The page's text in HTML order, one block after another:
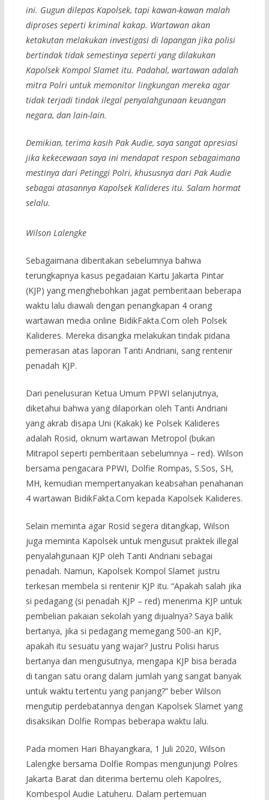
ini. Gugun dilepas Kapolsek, tapi kawan-kawan malah
diproses seperti kriminal kakap. Wartawan akan
ketakutan melakukan investigasi di lapangan jika polisi
bertindak tidak semestinya seperti yang dilakukan
Kapolsek Kompol Slamet itu. Padahal, wartawan adalah
mitra Polri untuk memonitor lingkungan mereka agar
tidak terjadi tindak ilegal penyalahgunaan keuangan
negara, dan lain-lain.
Demikian, terima kasih Pak Audie, saya sangat apresiasi
jika kekecewaan saya ini mendapat respon sebagaimana
mestinya dari Petinggi Polri, khususnya dari Pak Audie
sebagai atasannya Kapolsek Kalideres itu. Salam hormat
selalu.
Wilson Lalengke
Sebagaimana diberitakan sebelumnya bahwa
terungkapnya kasus pegadaian Kartu Jakarta Pintar
(KJP) yang menghebohkan jagat pemberitaan beberapa
waktu lalu diawali dengan penangkapan 4 orang
wartawan media online BidikFakta.Com oleh Polsek
Kalideres. Mereka disangka melakukan tindak pidana
pemerasan atas laporan Tanti Andriani, sang rentenir
penadah KJP.
Dari penelusuran Ketua Umum PPWI selanjutnya,
diketahui bahwa yang dilaporkan oleh Tanti Andriani
yang akrab disapa Uni (Kakak) ke Polsek Kalideres
adalah Rosid, oknum wartawan Metropol (bukan
Mitrapol seperti pemberitaan sebelumnya – red). Wilson
bersama pengacara PPWI, Dolfie Rompas, S.Sos, SH,
MH, kemudian mempertanyakan keabsahan penahanan
4 wartawan BidikFakta.Com kepada Kapolsek Kalideres.
Selain meminta agar Rosid segera ditangkap, Wilson
juga meminta Kapolsek untuk mengusut praktek illegal
penyalahgunaan KJP oleh Tanti Andriani sebagai
penadah. Namun, Kapolsek Kompol Slamet justru
terkesan membela si rentenir KJP itu. “Apakah salah jika
si pedagang (si penadah KJP – red) menerima KJP untuk
pembelian pakaian sekolah yang dijualnya? Saya balik
bertanya, jika si pedagang memegang 500-an KJP,
apakah itu sesuatu yang wajar? Justru Polisi harus
bertanya dan mengusutnya, mengapa KJP bisa berada
di tangan satu orang dalam jumlah yang sangat banyak
untuk waktu tertentu yang panjang?” beber Wilson
mengutip perdebatannya dengan Kapolsek Slamet yang
disaksikan Dolfie Rompas beberapa waktu lalu.
Pada momen Hari Bhayangkara, 1 Juli 2020, Wilson
Lalengke bersama Dolfie Rompas mengunjungi Polres
Jakarta Barat dan diterima bertemu oleh Kapolres,
Kombespol Audie Latuheru. Dalam pertemuan